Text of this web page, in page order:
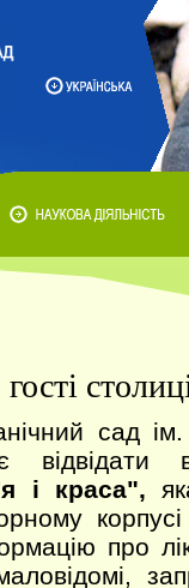
сад
відвідати
і краса",
про